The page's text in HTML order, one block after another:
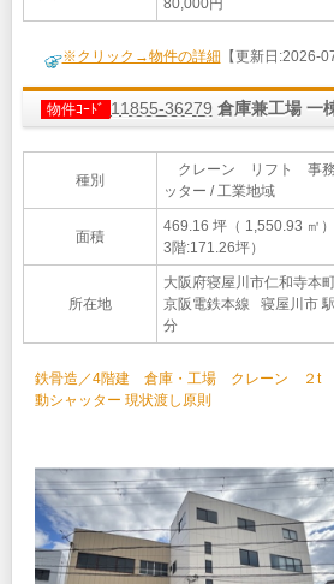
80,000円
※クリック→物件の詳細 【更新日:2026-
物件ｺｰﾄﾞ 11855-36279 倉庫兼工場 一
種別
クレーン リフト 事
ッター / 工業地域
面積
469.16 坪（ 1,550.93 ㎡）
3階:171.26坪）
所在地
大阪府寝屋川市仁和寺本
京阪電鉄本線 寝屋川市
分
鉄骨造／4階建 倉庫・工場 クレーン
動シャッター 現状渡し原則